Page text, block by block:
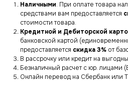
Наличными. При оплате товара
средствами вам предоставляется
стоимости товара.
Кредитной и Дебиторской
банковской картой
предоставляется скидка 3% от
В рассрочку или кредит на
Безналичный расчет с юр. лицами
Онлайн перевод на Сбербанк или